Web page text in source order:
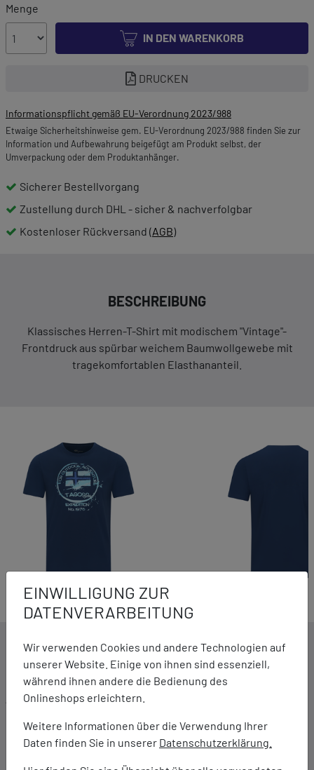
EINWILLIGUNG ZUR
DATENVERARBEITUNG
Wir verwenden Cookies und andere Technologien auf
unserer Website. Einige von ihnen sind essenziell,
während ihnen andere die Bedienung des
Onlineshops erleichtern.
Weitere Informationen über die Verwendung Ihrer
Daten finden Sie in unserer Datenschutzerklärung.
Menge
IN DEN WARENKORB
DRUCKEN
Informationspflicht gemäß EU-Verordnung 2023/988
Etwaige Sicherheitshinweise gem. EU-Verordnung 2023/988 finden Sie zur
Information und Aufbewahrung beigefügt am Produkt selbst, der
Umverpackung oder dem Produktanhänger.
Sicherer Bestellvorgang
Zustellung durch DHL - sicher & nachverfolgbar
Kostenloser Rückversand (AGB)
BESCHREIBUNG
Klassisches Herren-T-Shirt mit modischem "Vintage"-
Frontdruck aus spürbar weichem Baumwollgewebe mit
tragekomfortablen Elasthananteil.
DETAILS ZUM PRODUKT
Ausstattung:
Weiches Baumwollgewebe
Elasthananteil für beste Passform